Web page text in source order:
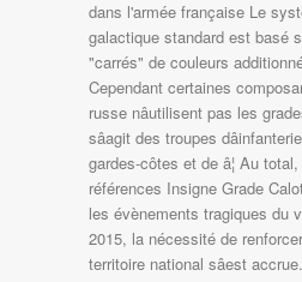
dans l'armée française Le
galactique standard est basé
"carrés" de couleurs
Cependant certaines
russe nâutilisent pas les
sâagit des troupes
gardes-côtes et de â¦ Au
références Insigne Grade
les évènements tragiques du
2015, la nécessité de
territoire national sâest